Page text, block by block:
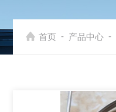
首页 - 产品中心 -